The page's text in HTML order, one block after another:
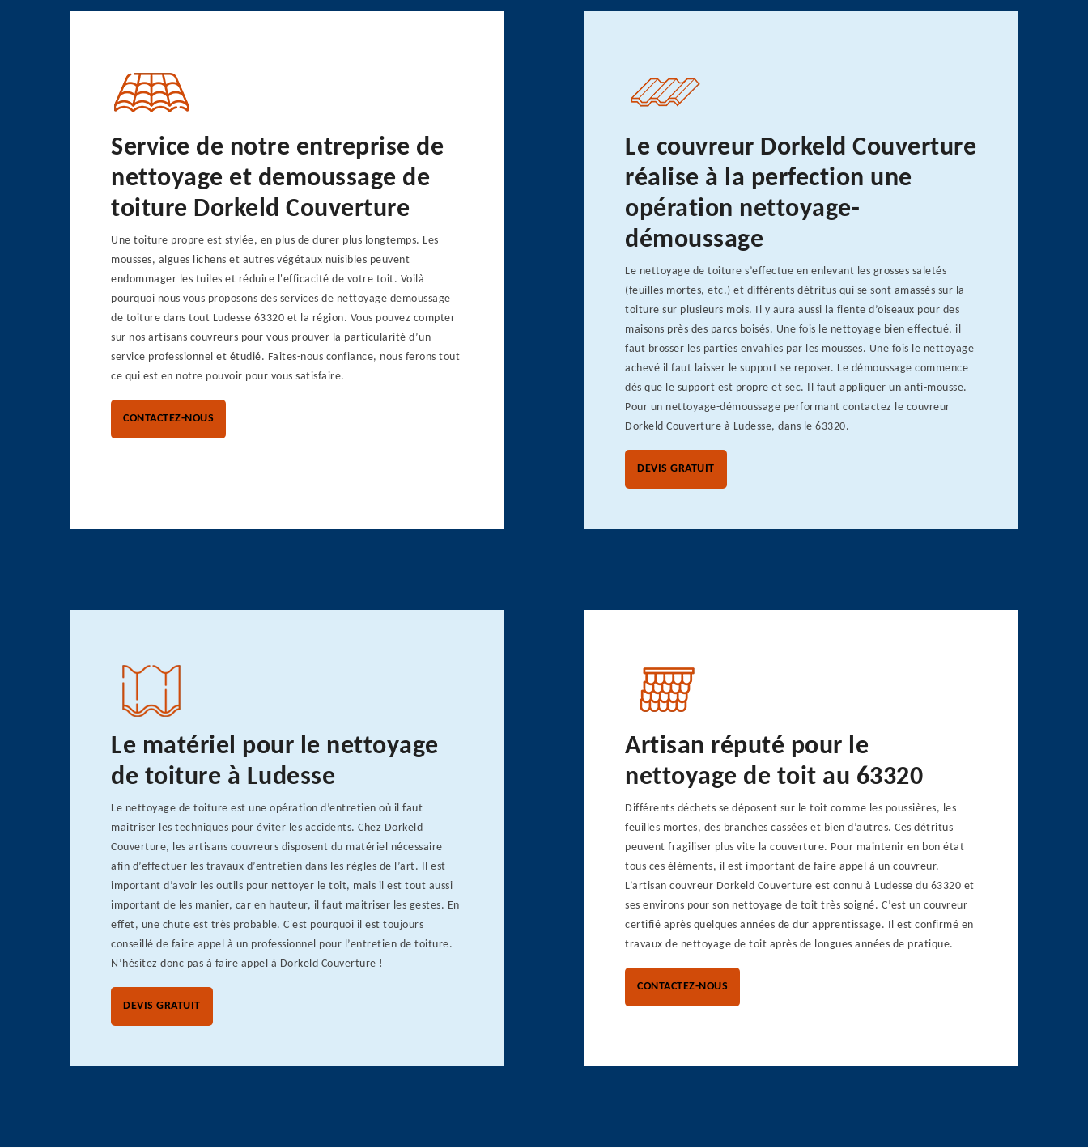
Service de notre entreprise de
nettoyage et demoussage de
toiture Dorkeld Couverture
Une toiture propre est stylée, en plus de durer plus longtemps. Les
mousses, algues lichens et autres végétaux nuisibles peuvent
endommager les tuiles et réduire l'efficacité de votre toit. Voilà
pourquoi nous vous proposons des services de nettoyage demoussage
de toiture dans tout Ludesse 63320 et la région. Vous pouvez compter
sur nos artisans couvreurs pour vous prouver la particularité d’un
service professionnel et étudié. Faites-nous confiance, nous ferons tout
ce qui est en notre pouvoir pour vous satisfaire.
CONTACTEZ-NOUS
Le couvreur Dorkeld Couverture
réalise à la perfection une
opération nettoyage-
démoussage
Le nettoyage de toiture s’effectue en enlevant les grosses saletés
(feuilles mortes, etc.) et différents détritus qui se sont amassés sur la
toiture sur plusieurs mois. Il y aura aussi la fiente d’oiseaux pour des
maisons près des parcs boisés. Une fois le nettoyage bien effectué, il
faut brosser les parties envahies par les mousses. Une fois le nettoyage
achevé il faut laisser le support se reposer. Le démoussage commence
dès que le support est propre et sec. Il faut appliquer un anti-mousse.
Pour un nettoyage-démoussage performant contactez le couvreur
Dorkeld Couverture à Ludesse, dans le 63320.
DEVIS GRATUIT
Le matériel pour le nettoyage
de toiture à Ludesse
Le nettoyage de toiture est une opération d’entretien où il faut
maitriser les techniques pour éviter les accidents. Chez Dorkeld
Couverture, les artisans couvreurs disposent du matériel nécessaire
afin d’effectuer les travaux d’entretien dans les règles de l’art. Il est
important d’avoir les outils pour nettoyer le toit, mais il est tout aussi
important de les manier, car en hauteur, il faut maitriser les gestes. En
effet, une chute est très probable. C'est pourquoi il est toujours
conseillé de faire appel à un professionnel pour l’entretien de toiture.
N’hésitez donc pas à faire appel à Dorkeld Couverture !
DEVIS GRATUIT
Artisan réputé pour le
nettoyage de toit au 63320
Différents déchets se déposent sur le toit comme les poussières, les
feuilles mortes, des branches cassées et bien d’autres. Ces détritus
peuvent fragiliser plus vite la couverture. Pour maintenir en bon état
tous ces éléments, il est important de faire appel à un couvreur.
L’artisan couvreur Dorkeld Couverture est connu à Ludesse du 63320 et
ses environs pour son nettoyage de toit très soigné. C’est un couvreur
certifié après quelques années de dur apprentissage. Il est confirmé en
travaux de nettoyage de toit après de longues années de pratique.
CONTACTEZ-NOUS